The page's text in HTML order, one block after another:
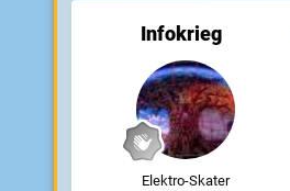
Infokrieg
Elektro-Skater